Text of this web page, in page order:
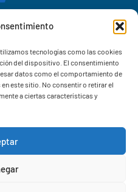
tecnologías como las cookies
del dispositivo. El consentimiento
datos como el comportamiento de
este sitio. No consentir o retirar el
a ciertas características y
IIM